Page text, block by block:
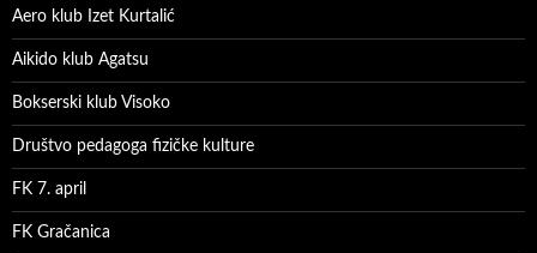
Aero klub Izet Kurtalić
Aikido klub Agatsu
Bokserski klub Visoko
Društvo pedagoga fizičke kulture
FK 7. april
FK Gračanica